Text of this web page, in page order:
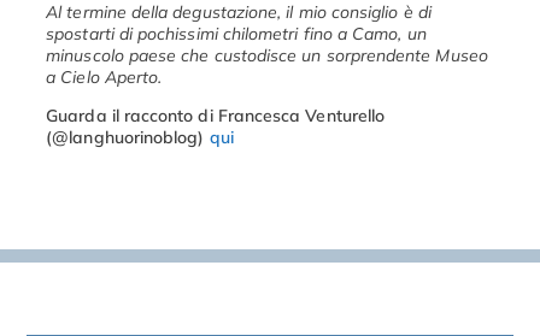
Al termine della degustazione, il mio consiglio è di
spostarti di pochissimi chilometri fino a Camo, un
minuscolo paese che custodisce un sorprendente Museo
a Cielo Aperto.
Guarda il racconto di Francesca Venturello
(@langhuorinoblog) qui